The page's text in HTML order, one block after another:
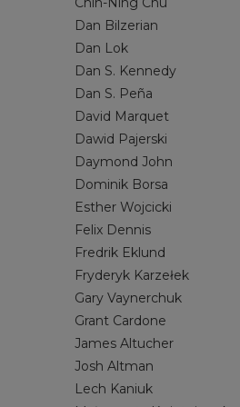
MORSOWANIE
SAMOROZWÓJ
SPRZEDAŻ
ZARZĄDZANIE
JOSH ALTMAN
NOAH KAGAN
RYAN SERHANT
SETH GODIN
STEVEN PRESSFIELD
TIM S. GROVER
WŁODZIMIERZ
Dan Bilzerian
Dan Lok
Dan S. Kennedy
Dan S. Peña
David Marquet
Dawid Pajerski
Daymond John
Dominik Borsa
Esther Wojcicki
Felix Dennis
Fredrik Eklund
Fryderyk Karzełek
Gary Vaynerchuk
Grant Cardone
James Altucher
Josh Altman
Lech Kaniuk